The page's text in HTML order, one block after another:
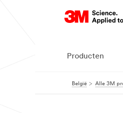
Producten
België Alle 3M